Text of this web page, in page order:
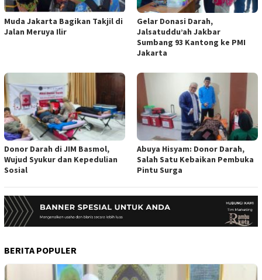
Muda Jakarta Bagikan Takjil di
Jalan Meruya Ilir
Gelar Donasi Darah,
Jalsatuddu’ah Jakbar
Sumbang 93 Kantong ke PMI
Jakarta
Donor Darah di JIM Basmol,
Wujud Syukur dan Kepedulian
Sosial
Abuya Hisyam: Donor Darah,
Salah Satu Kebaikan Pembuka
Pintu Surga
BERITA POPULER